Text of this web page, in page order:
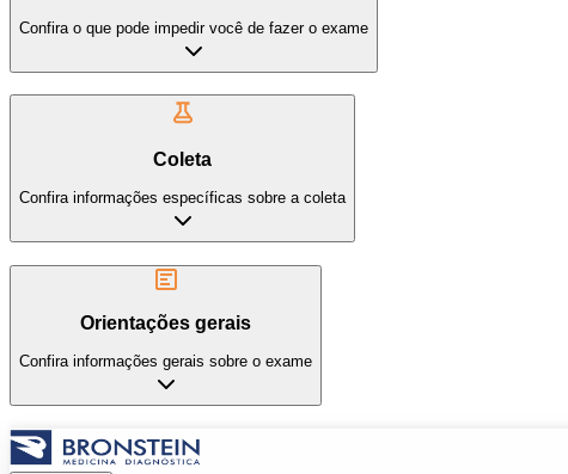
Confira o que pode impedir você de fazer o exame
Coleta
Confira informações específicas sobre a coleta
Orientações gerais
Confira informações gerais sobre o exame